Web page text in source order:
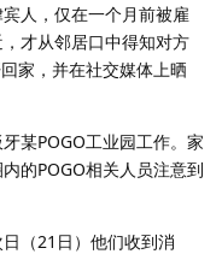
人，仅在一个月前被雇
才从邻居口中得知对方
家，并在社交媒体上晒
某POGO工业园工作。家
的POGO相关人员注意到
（21日）他们收到消